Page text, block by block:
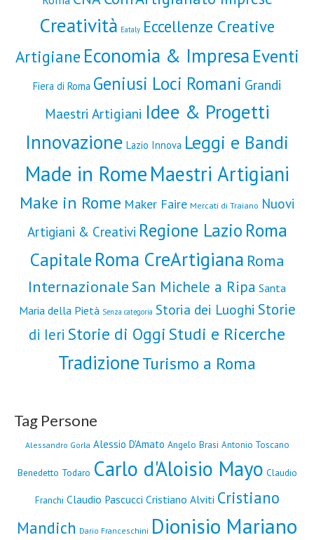
Creatività Eataly Eccellenze Creative
Artigiane Economia & Impresa Eventi
Fiera di Roma Geniusi Loci Romani Grandi
Maestri Artigiani Idee & Progetti
Innovazione Lazio Innova Leggi e Bandi
Made in RomeMaestri Artigiani
Make in Rome Maker Faire Mercati di Traiano Nuovi
Artigiani & Creativi Regione Lazio Roma
Capitale Roma CreArtigiana Roma
InternazionaleSan Michele a Ripa Santa
Maria della Pietà Senza categoria Storia dei Luoghi Storie
di Ieri Storie di Oggi Studi e Ricerche
TradizioneTurismo a Roma
Tag Persone
Alessandro Gorla Alessio D'Amato Angelo Brasi Antonio Toscano
Benedetto Todaro Carlo d'Aloisio Mayo Claudio
Franchi Claudio Pascucci Cristiano Alviti Cristiano
Mandich Dario Franceschini Dionisio Mariano